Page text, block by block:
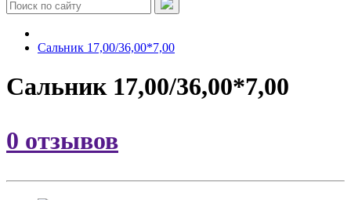
Сальник 17,00/36,00*7,00
Сальник 17,00/36,00*7,00
0 отзывов